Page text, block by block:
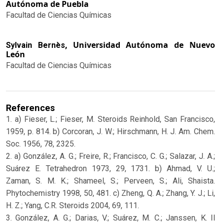
Autónoma de Puebla
Facultad de Ciencias Químicas
Sylvain Bernès, Universidad Autónoma de Nuevo
León
Facultad de Ciencias Químicas
References
1. a) Fieser, L.; Fieser, M. Steroids Reinhold, San Francisco,
1959, p. 814. b) Corcoran, J. W.; Hirschmann, H. J. Am. Chem.
Soc. 1956, 78, 2325.
2. a) González, A. G.; Freire, R.; Francisco, C. G.; Salazar, J. A.;
Suárez E. Tetrahedron 1973, 29, 1731. b) Ahmad, V. U.;
Zaman, S. M. K.; Shameel, S.; Perveen, S.; Ali, Shaista.
Phytochemistry 1998, 50, 481. c) Zheng, Q. A.; Zhang, Y. J.; Li,
H. Z.; Yang, C.R. Steroids 2004, 69, 111.
3. González, A. G.; Darias, V.; Suárez, M. C.; Janssen, K. Il